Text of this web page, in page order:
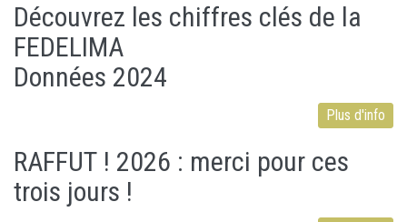
Découvrez les chiffres clés de la
FEDELIMA
Données 2024
Plus d'info
RAFFUT ! 2026 : merci pour ces
trois jours !